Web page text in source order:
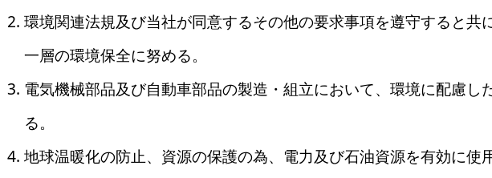
環境関連法規及び当社が同意するその他の要求事項を遵守すると共
一層の環境保全に努める。
電気機械部品及び自動車部品の製造・組立において、環境に配慮し
る。
地球温暖化の防止、資源の保護の為、電力及び石油資源を有効に使